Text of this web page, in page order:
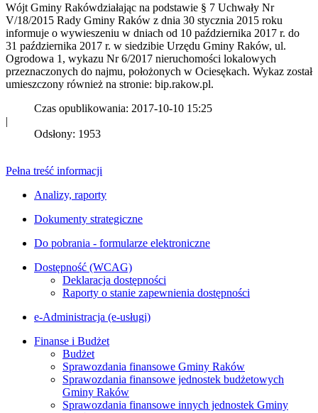
Wójt Gminy Rakówdziałając na podstawie § 7 Uchwały Nr
V/18/2015 Rady Gminy Raków z dnia 30 stycznia 2015 roku
informuje o wywieszeniu w dniach od 10 października 2017 r. do
31 października 2017 r. w siedzibie Urzędu Gminy Raków, ul.
Ogrodowa 1, wykazu Nr 6/2017 nieruchomości lokalowych
przeznaczonych do najmu, położonych w Ociesękach. Wykaz został
umieszczony również na stronie: bip.rakow.pl.
Czas opublikowania: 2017-10-10 15:25
|
Odsłony: 1953
Pełna treść informacji
Analizy, raporty
Dokumenty strategiczne
Do pobrania - formularze elektroniczne
Dostępność (WCAG)
Deklaracja dostępności
Raporty o stanie zapewnienia dostępności
e-Administracja (e-usługi)
Finanse i Budżet
Budżet
Sprawozdania finansowe Gminy Raków
Sprawozdania finansowe jednostek budżetowych
Gminy Raków
Sprawozdania finansowe innych jednostek Gminy